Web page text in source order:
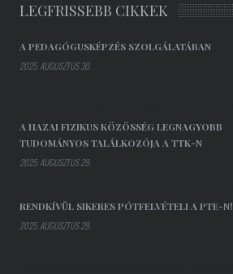
LEGFRISSEBB CIKKEK
A PEDAGÓGUSKÉPZÉS SZOLGÁLATÁBAN
2025. AUGUSZTUS 30.
A HAZAI FIZIKUS KÖZÖSSÉG LEGNAGYOBB
TUDOMÁNYOS TALÁLKOZÓJA A TTK-N
2025. AUGUSZTUS 29.
RENDKÍVÜL SIKERES PÓTFELVÉTELI A PTE-N!
2025. AUGUSZTUS 29.